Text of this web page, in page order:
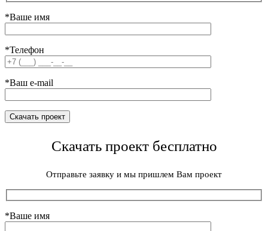
*Ваше имя
*Телефон
*Ваш e-mail
Скачать проект бесплатно
Отправьте заявку и мы пришлем Вам проект
*Ваше имя